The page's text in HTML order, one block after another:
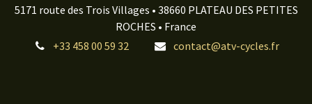
5171 route des Trois Villages • 38660 PLATEAU DES PETITES
ROCHES • France
+33 458 00 59 32
contact@atv-cycles.fr